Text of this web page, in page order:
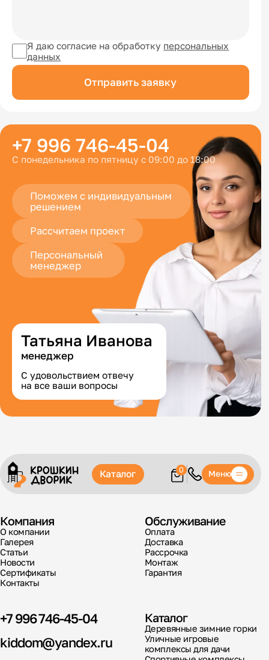
Я даю согласие на обработку персональных
данных
Отправить заявку
+7 996 746-45-04
С понедельника по пятницу с 09:00 до 18:00
Поможем с индивидуальным
решением
Рассчитаем проект
Персональный
менеджер
Татьяна Иванова
менеджер
С удовольствием отвечу
на все ваши вопросы
Каталог 0 Меню
+7 996 746-45-04
kiddom@yandex.ru
Компания
О компании
Галерея
Статьи
Новости
Сертификаты
Контакты
Обслуживание
Оплата
Доставка
Рассрочка
Монтаж
Гарантия
Каталог
Деревянные зимние горки
Уличные игровые
комплексы для дачи